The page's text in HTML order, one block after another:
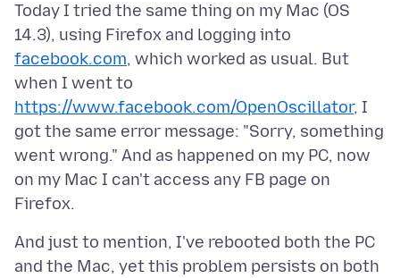
Today I tried the same thing on my Mac (OS
14.3), using Firefox and logging into
facebook.com, which worked as usual. But
when I went to
https://www.facebook.com/OpenOscillator, I
got the same error message: "Sorry, something
went wrong." And as happened on my PC, now
on my Mac I can't access any FB page on
And just to mention, I've rebooted both the PC
and the Mac, yet this problem persists on both